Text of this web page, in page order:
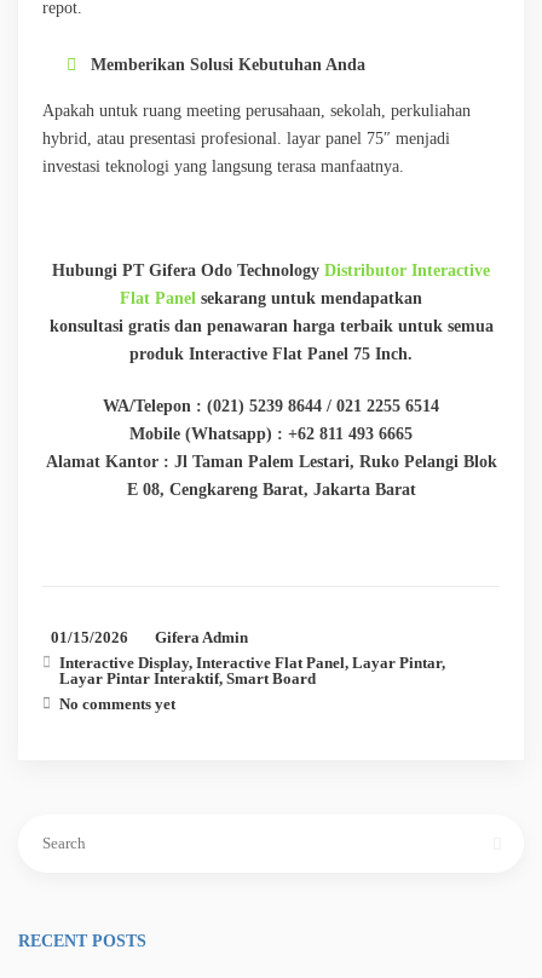
repot.
Memberikan Solusi Kebutuhan Anda
Apakah untuk ruang meeting perusahaan, sekolah, perkuliahan
hybrid, atau presentasi profesional. layar panel 75″ menjadi
investasi teknologi yang langsung terasa manfaatnya.
Hubungi PT Gifera Odo Technology Distributor Interactive
Flat Panel sekarang untuk mendapatkan
konsultasi gratis dan penawaran harga terbaik untuk semua
produk Interactive Flat Panel 75 Inch.
WA/Telepon : (021) 5239 8644 / 021 2255 6514
Mobile (Whatsapp) : +62 811 493 6665
Alamat Kantor : Jl Taman Palem Lestari, Ruko Pelangi Blok
E 08, Cengkareng Barat, Jakarta Barat
01/15/2026
Gifera Admin
Interactive Display, Interactive Flat Panel, Layar Pintar,
Layar Pintar Interaktif, Smart Board
No comments yet
RECENT POSTS